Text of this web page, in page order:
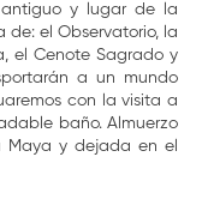
y lugar de la
de: el Observatorio, la
el Cenote Sagrado y
a un mundo
con la visita a
baño. Almuerzo
Maya y dejada en el